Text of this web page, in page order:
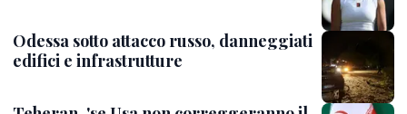
Odessa sotto attacco russo, danneggiati
edifici e infrastrutture